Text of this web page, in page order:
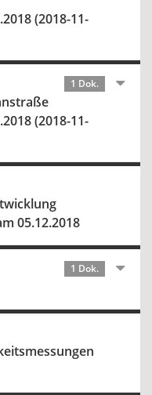
(2018-11-
1 Dok.
(2018-11-
05.12.2018
1 Dok.